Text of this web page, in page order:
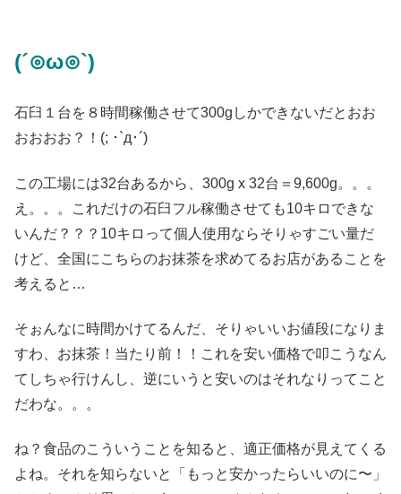
(´⊙ω⊙`)
石臼１台を８時間稼働させて300gしかできないだとおお
おおおお？！(; ･`д･´)
この工場には32台あるから、300g x 32台＝9,600g。。。
え。。。これだけの石臼フル稼働させても10キロできな
いんだ？？？10キロって個人使用ならそりゃすごい量だ
けど、全国にこちらのお抹茶を求めてるお店があることを
考えると…
そぉんなに時間かけてるんだ、そりゃいいお値段になりま
すわ、お抹茶！当たり前！！これを安い価格で叩こうなん
てしちゃ行けんし、逆にいうと安いのはそれなりってこと
だわな。。。
ね？食品のこういうことを知ると、適正価格が見えてくる
よね。それを知らないと「もっと安かったらいいのに〜」